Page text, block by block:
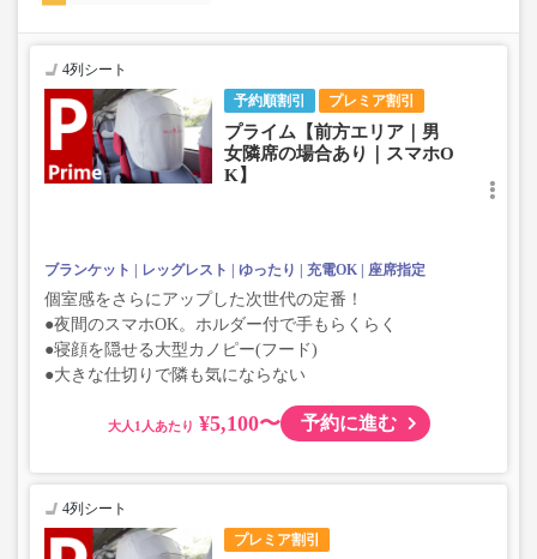
予約順割引 プレミア割引
4列シート
プライム【前方エリア｜男
女隣席の場合あり｜スマホO
K】
ブランケット レッグレスト ゆったり 充電OK 座席指定
個室感をさらにアップした次世代の定番！
●夜間のスマホOK。ホルダー付で手もらくらく
●寝顔を隠せる大型カノピー(フード)
●大きな仕切りで隣も気にならない
大人 ¥5,100〜 予約に進む
プレミア割引
4列シート